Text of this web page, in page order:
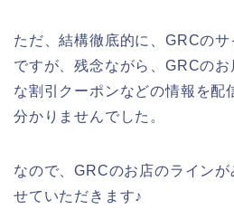
ただ、結構徹底的に、GRCの
ですが、残念ながら、GRCの
な割引クーポンなどの情報を配
分かりませんでした。
なので、GRCのお店のライン
せていただきます♪